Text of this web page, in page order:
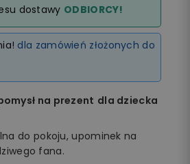
dostawy ODBIORCY!
dla zamówień złożonych do
na prezent dla dziecka
do pokoju, upominek na
fana.